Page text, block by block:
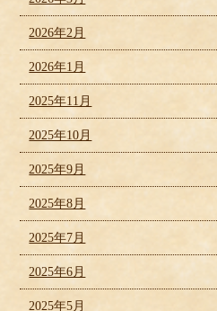
2026年2月
2026年1月
2025年11月
2025年10月
2025年9月
2025年8月
2025年7月
2025年6月
2025年5月